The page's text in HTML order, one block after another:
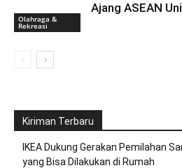
Olahraga &
Rekreasi
Ajang ASEAN
Kiriman Terbaru
IKEA Dukung Gerakan Pemilahan
yang Bisa Dilakukan di Rumah